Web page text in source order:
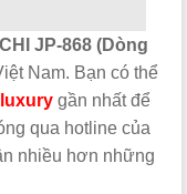
JP-868 (Dòng
Nam. Bạn có thể
gần nhất để
qua hotline của
nhiều hơn những